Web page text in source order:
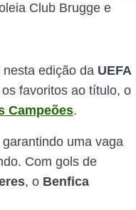
Club Brugge e
edição da UEFA
favoritos ao título, o
Campeões.
uma vaga
Com gols de
, o Benfica